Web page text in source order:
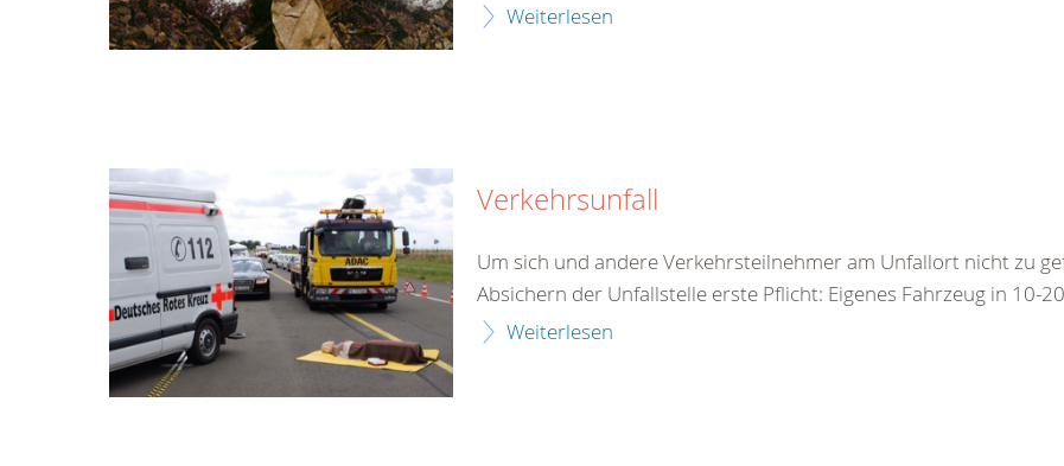
Weiterlesen
Verkehrsunfall
Um sich und andere Verkehrsteilnehmer am Unfallort nicht zu
Absichern der Unfallstelle erste Pflicht: Eigenes Fahrzeug in 10-
Weiterlesen